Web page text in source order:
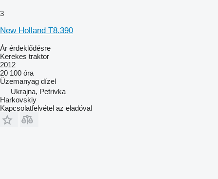
3
New Holland T8.390
Ár érdeklődésre
Kerekes traktor
2012
20 100 óra
Üzemanyag dízel
Ukrajna, Petrivka
Harkovskiy
Kapcsolatfelvétel az eladóval